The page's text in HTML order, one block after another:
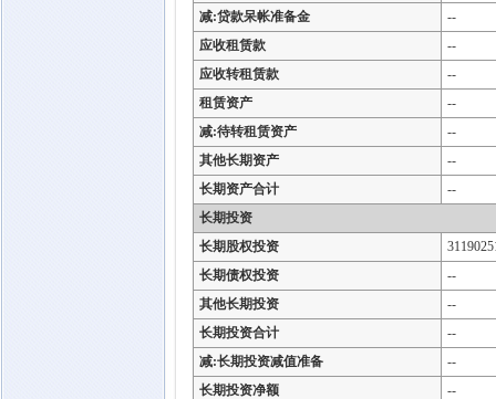
减:贷款呆帐准备金
--
应收租赁款
--
应收转租赁款
--
租赁资产
--
减:待转租赁资产
--
其他长期资产
--
长期资产合计
--
长期投资
长期股权投资
长期债权投资
--
其他长期投资
--
长期投资合计
--
减:长期投资减值准备
--
长期投资净额
--